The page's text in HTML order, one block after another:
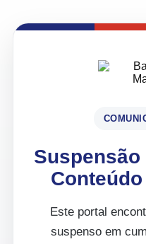
Suspensão
Este portal
suspenso em